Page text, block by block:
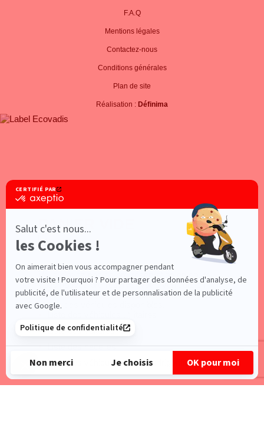
F.A.Q
Mentions légales
Contactez-nous
Conditions générales
Plan de site
Réalisation : Définima
PANIER VIDE
×
Vous n'avez pas de pré-réservation en cours,
vous pouvez pré-réserver votre véhicule en
effectuant une rechercheou en consultant les
pages des véhicules disponibles.
Liste des voitures
Liste des nacelles
Liste des véhicules utilitaires frigorifiques